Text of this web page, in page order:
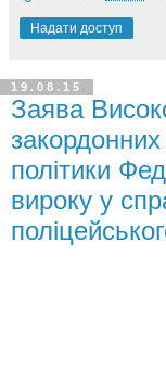
Надати доступ
19.08.15
Заява
закордонних
політики
вироку у